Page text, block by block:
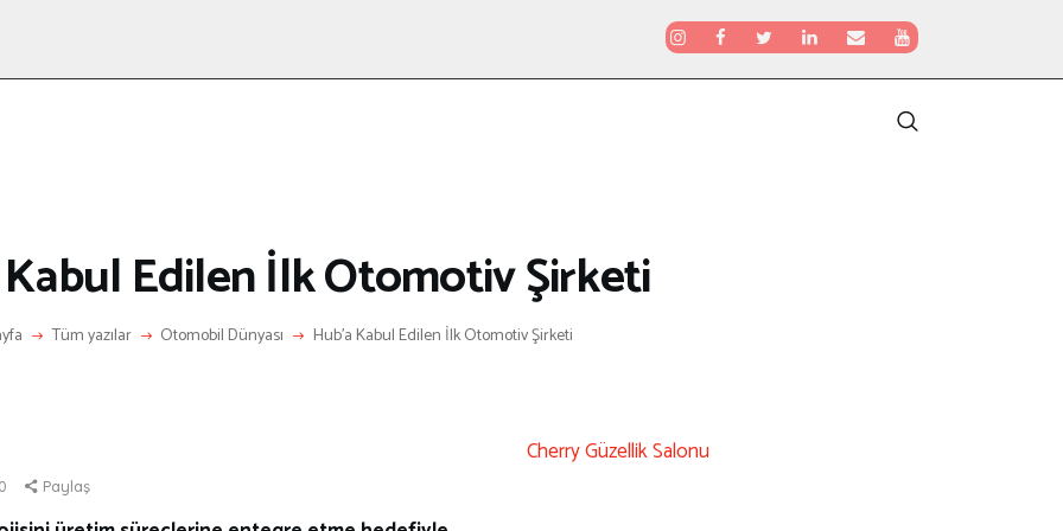
Kabul Edilen İlk Otomotiv Şirketi
Tüm yazılar Otomobil Dünyası Hub’a Kabul Edilen İlk Otomotiv Şirketi
0 Paylaş
Cherry Güzellik Salonu